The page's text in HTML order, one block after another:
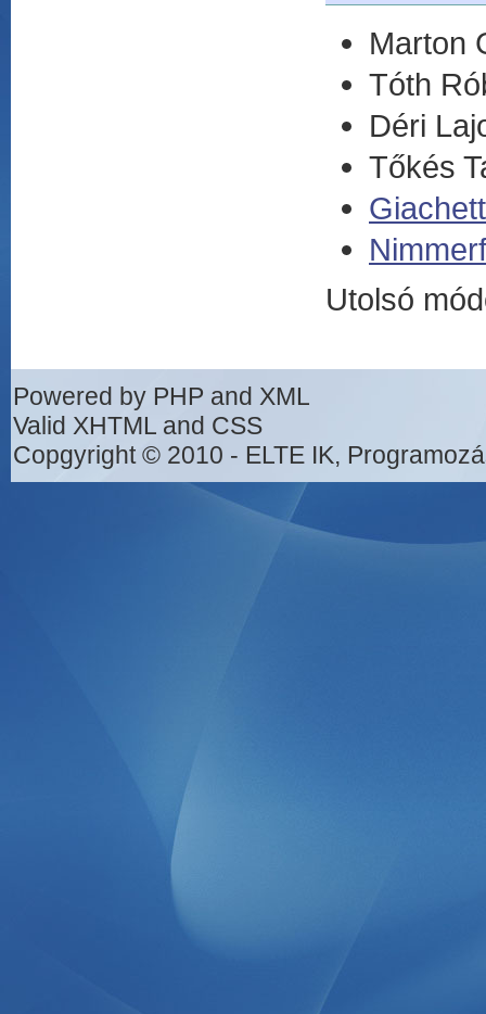
Marton
Tóth
Déri
Tőkés
Utolsó
Powered by PHP and XML
Valid XHTML and CSS
Copgyright © 2010 - ELTE IK,